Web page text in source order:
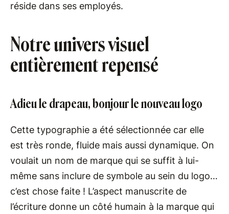
réside dans ses employés.
Notre univers visuel
entièrement repensé
Adieu le drapeau, bonjour le nouveau logo
Cette typographie a été sélectionnée car elle
est très ronde, fluide mais aussi dynamique. On
voulait un nom de marque qui se suffit à lui-
même sans inclure de symbole au sein du logo…
c’est chose faite ! L’aspect manuscrite de
l’écriture donne un côté humain à la marque qui